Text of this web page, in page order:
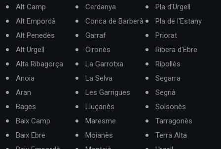
Alt Camp
Alt Empordà
Alt Penedès
Alt Urgell
Alta Ribagorça
Anoia
Aran
Bages
Baix Camp
Baix Ebre
Cerdanya
Conca de Barberà
Garraf
Gironès
La Garrotxa
La Selva
Les Garrigues
Lluçanès
Maresme
Moianès
Pla d'Urgell
Pla de l'Estany
Priorat
Ribera d'Ebre
Ripollès
Segarra
Segrià
Solsonès
Tarragonès
Terra Alta